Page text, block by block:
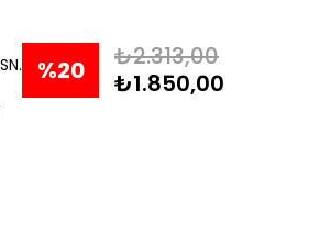
%20
₺2.313,00
₺1.850,00